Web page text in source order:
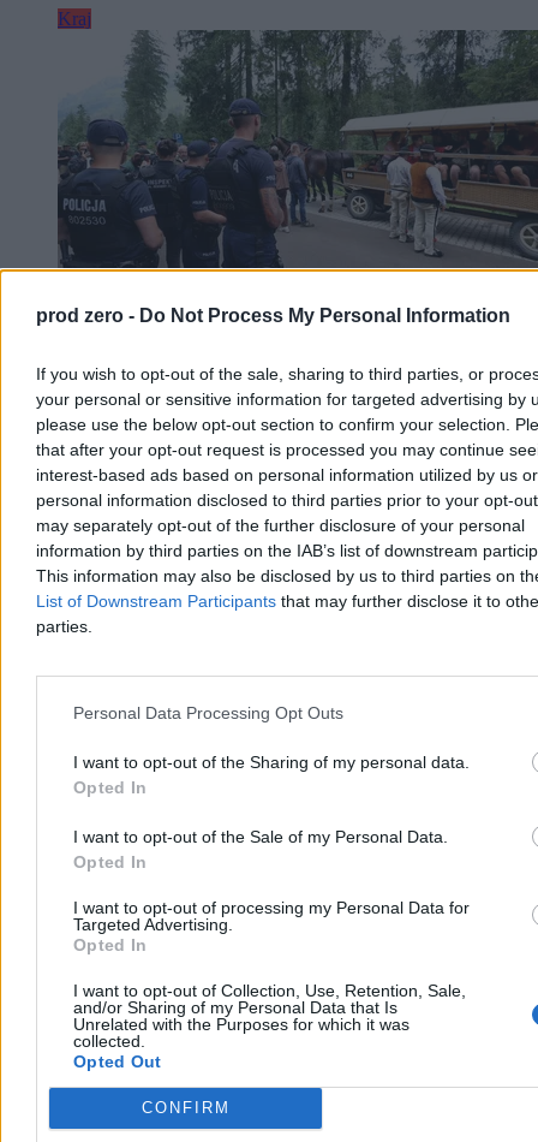
prod zero - Do Not Process My Personal Information
If you wish to opt-out of the sale, sharing to third parties, or
your personal or sensitive information for targeted advertising by
please use the below opt-out section to confirm your selection.
that after your opt-out request is processed you may continue
interest-based ads based on personal information utilized by us or
personal information disclosed to third parties prior to your opt-
may separately opt-out of the further disclosure of your personal
information by third parties on the IAB’s list of downstream
This information may also be disclosed by us to third parties on
List of Downstream Participants that may further disclose it to
parties.
Personal Data Processing Opt Outs
I want to opt-out of the Sharing of my personal data.
Opted In
I want to opt-out of the Sale of my Personal Data.
Opted In
I want to opt-out of processing my Personal Data for
Targeted Advertising.
Opted In
I want to opt-out of Collection, Use, Retention, Sale,
and/or Sharing of my Personal Data that Is
Unrelated with the Purposes for which it was
collected.
Opted Out
CONFIRM
Kraj
Pikieta przeciw transportowi konnemu do
Morskiego Oka. Wozacy odpierają zarzuty
W sobotę na Palenicy Białczańskiej odbyła się pikieta przeciw
transportowi konnemu do Morskiego Oka. Aktywiści z ruchu Dla
Zwierząt i DIOZ domagają się całkowitego zakazu przewozów,
twierdząc, że konie są męczone. Wozacy i eksperci weterynarii
wskazują, że zwierzęta są corocznie badane i chronione
regulaminem TPN.
Aleksandra Cieślik
Reklama
Kraj